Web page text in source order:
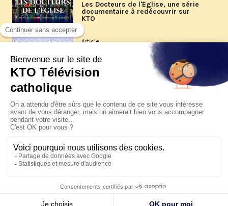
Les Docteurs de l'Église, une série
documentaire à redécouvrir sur
KTO
Article
Les reportages d'été 2026 de KTO
La visite pastorale du pape Léon
XIV à Assise à suivre sur KTO le
jeudi 6 août
Le pape en Uruguay, Argentine et
Pérou du 6 au 17 novembre 2026